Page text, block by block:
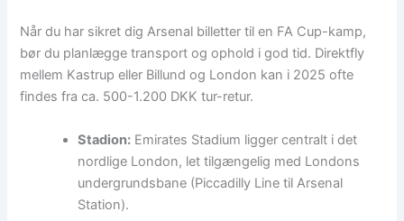
Når du har sikret dig Arsenal billetter til en FA Cup-kamp,
bør du planlægge transport og ophold i god tid. Direktfly
mellem Kastrup eller Billund og London kan i 2025 ofte
findes fra ca. 500-1.200 DKK tur-retur.
Stadion: Emirates Stadium ligger centralt i det
nordlige London, let tilgængelig med Londons
undergrundsbane (Piccadilly Line til Arsenal
Station).